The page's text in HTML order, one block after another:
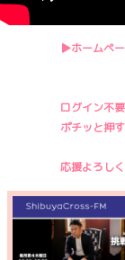
▶︎ホームペ
ログイン不要
ポチッと
応援よろし